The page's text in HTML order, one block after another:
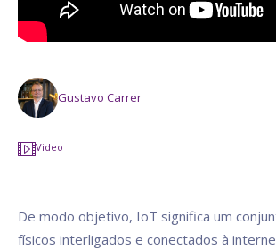
Gustavo Carrer
Video
De modo objetivo, IoT significa um
físicos interligados e conectados à